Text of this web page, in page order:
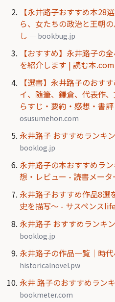
【永井路子おすすめ本28
ら、女たちの政治と王朝
し — bookbug.jp
【おすすめ】永井路子の
を紹介します | 読む本.com
【選書】永井路子のおす
イ、随筆、鎌倉、代表作
らすじ・要約・感想・書
osusumehon.com
永井路子 おすすめランキ
booklog.jp
永井路子の本おすすめラ
想・レビュー - 読書メータ
永井路子おすすめ作品8選
史を描写～ - サスペンス
永井路子 おすすめランキ
booklog.jp
永井路子の作品一覧｜時
historicalnovel.pw
永井 路子のおすすめラン
bookmeter.com